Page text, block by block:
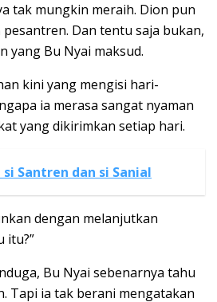
tak mungkin meraih. Dion pun
Dan tentu saja bukan,
yang Bu Nyai maksud.
kini yang mengisi hari-
ia merasa sangat nyaman
yang dikirimkan setiap hari.
si Santren dan si Sanial
dengan melanjutkan
itu?”
Bu Nyai sebenarnya tahu
Tapi ia tak berani mengatakan